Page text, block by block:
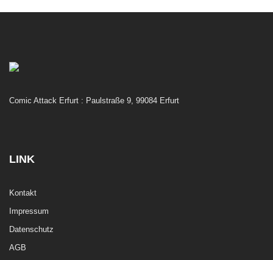
Comic Attack Erfurt : Paulstraße 9, 99084 Erfurt
LINK
Kontakt
Impressum
Datenschutz
AGB